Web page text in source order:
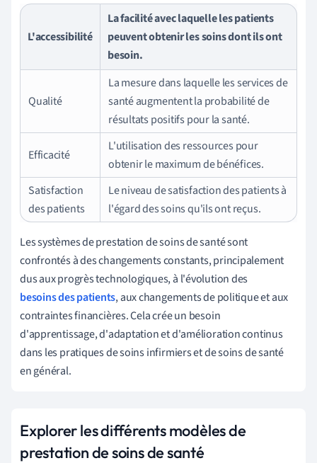
L'accessibilité
La facilité avec laquelle les patients
peuvent obtenir les soins dont ils ont
besoin.
Qualité
La mesure dans laquelle les services de
santé augmentent la probabilité de
résultats positifs pour la santé.
Efficacité
L'utilisation des ressources pour
obtenir le maximum de bénéfices.
Satisfaction
des patients
Le niveau de satisfaction des patients à
l'égard des soins qu'ils ont reçus.
Les systèmes de prestation de soins de santé sont
confrontés à des changements constants, principalement
dus aux progrès technologiques, à l'évolution des
besoins des patients, aux changements de politique et aux
contraintes financières. Cela crée un besoin
d'apprentissage, d'adaptation et d'amélioration continus
dans les pratiques de soins infirmiers et de soins de santé
en général.
Explorer les différents modèles de
prestation de soins de santé